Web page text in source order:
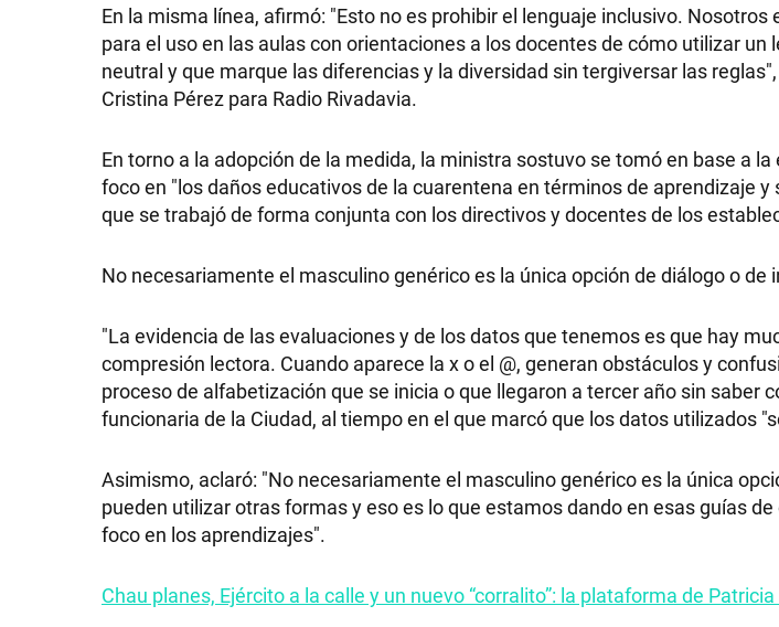
En la misma línea, afirmó: "Esto no es prohibir el lenguaje inclusivo.
para el uso en las aulas con orientaciones a los docentes de cómo utilizar un
neutral y que marque las diferencias y la diversidad sin tergiversar las
Cristina Pérez para Radio Rivadavia.
En torno a la adopción de la medida, la ministra sostuvo se tomó en base a
foco en "los daños educativos de la cuarentena en términos de aprendizaje
que se trabajó de forma conjunta con los directivos y docentes de los
No necesariamente el masculino genérico es la única opción de diálogo o de
"La evidencia de las evaluaciones y de los datos que tenemos es que hay
compresión lectora. Cuando aparece la x o el @, generan obstáculos y
proceso de alfabetización que se inicia o que llegaron a tercer año sin saber
funcionaria de la Ciudad, al tiempo en el que marcó que los datos utilizados
Asimismo, aclaró: "No necesariamente el masculino genérico es la única
pueden utilizar otras formas y eso es lo que estamos dando en esas guías
foco en los aprendizajes".
Chau planes, Ejército a la calle y un nuevo “corralito”: la plataforma de
POLICIALES
ECONOMÍA
GRAN
HERMANO
SALUD
DEPORTES
TECNOLOGÍA